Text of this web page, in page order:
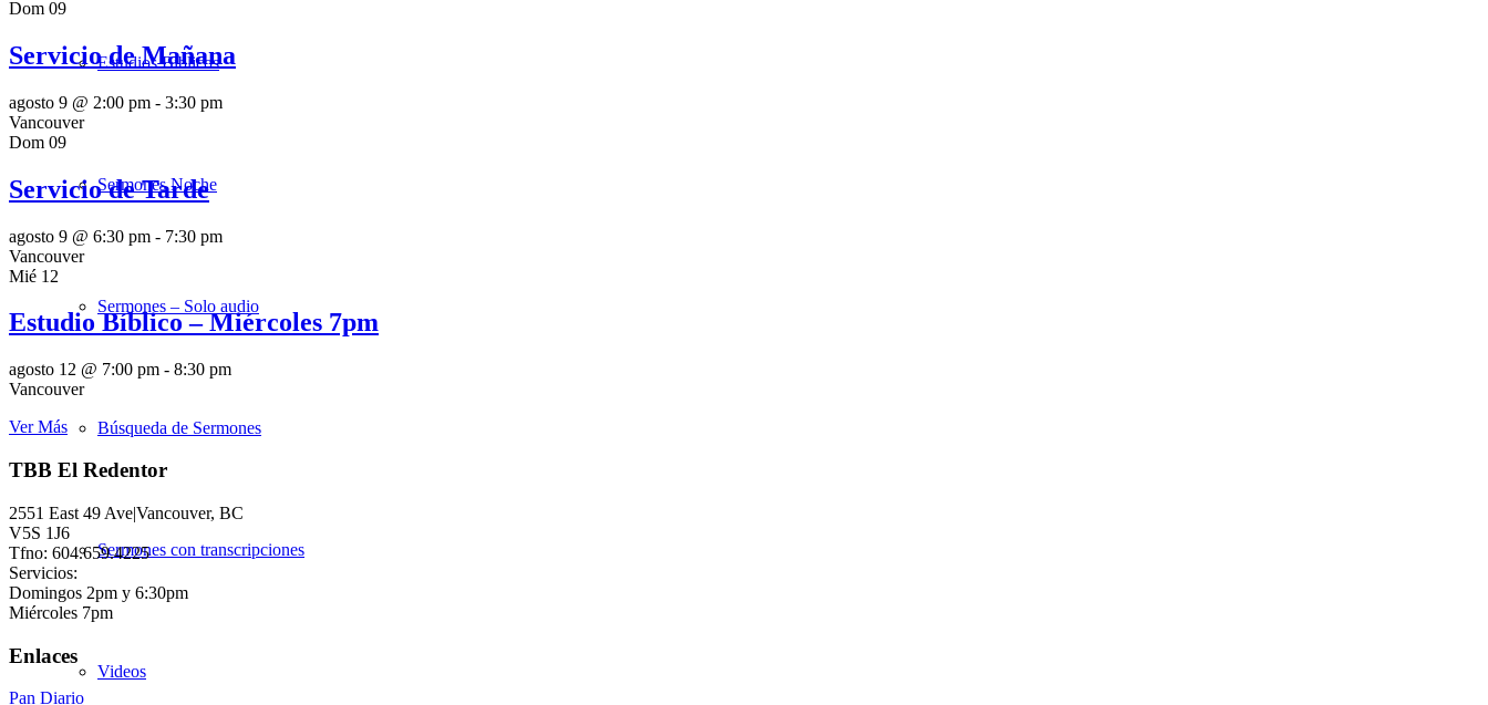
Estudios Bíblicos
Sermones Noche
Sermones – Solo audio
Búsqueda de Sermones
Sermones con transcripciones
Videos
Dom 09
Servicio de Mañana
agosto 9 @ 2:00 pm - 3:30 pm
Vancouver
Dom 09
Servicio de Tarde
agosto 9 @ 6:30 pm - 7:30 pm
Vancouver
Mié 12
Estudio Bíblico – Miércoles 7pm
agosto 12 @ 7:00 pm - 8:30 pm
Vancouver
Ver Más
TBB El Redentor
2551 East 49 Ave|Vancouver, BC
V5S 1J6
Tfno: 604.659.4225
Servicios:
Domingos 2pm y 6:30pm
Miércoles 7pm
Enlaces
Pan Diario